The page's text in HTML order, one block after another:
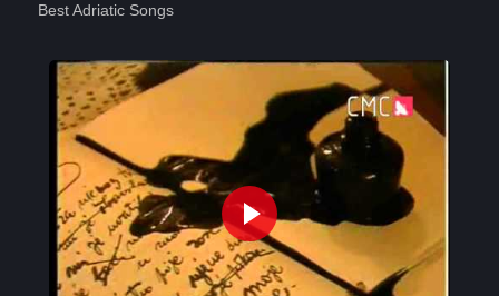
Best Adriatic Songs